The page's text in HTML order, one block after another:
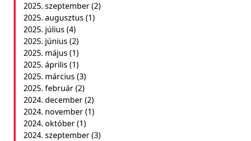
2025. szeptember(2)
2025. augusztus (1)
2025. július (4)
2025. június (2)
2025. május (1)
2025. április (1)
2025. március (3)
2025. február(2)
2024. december(2)
2024. november(1)
2024. október(1)
2024. szeptember(3)